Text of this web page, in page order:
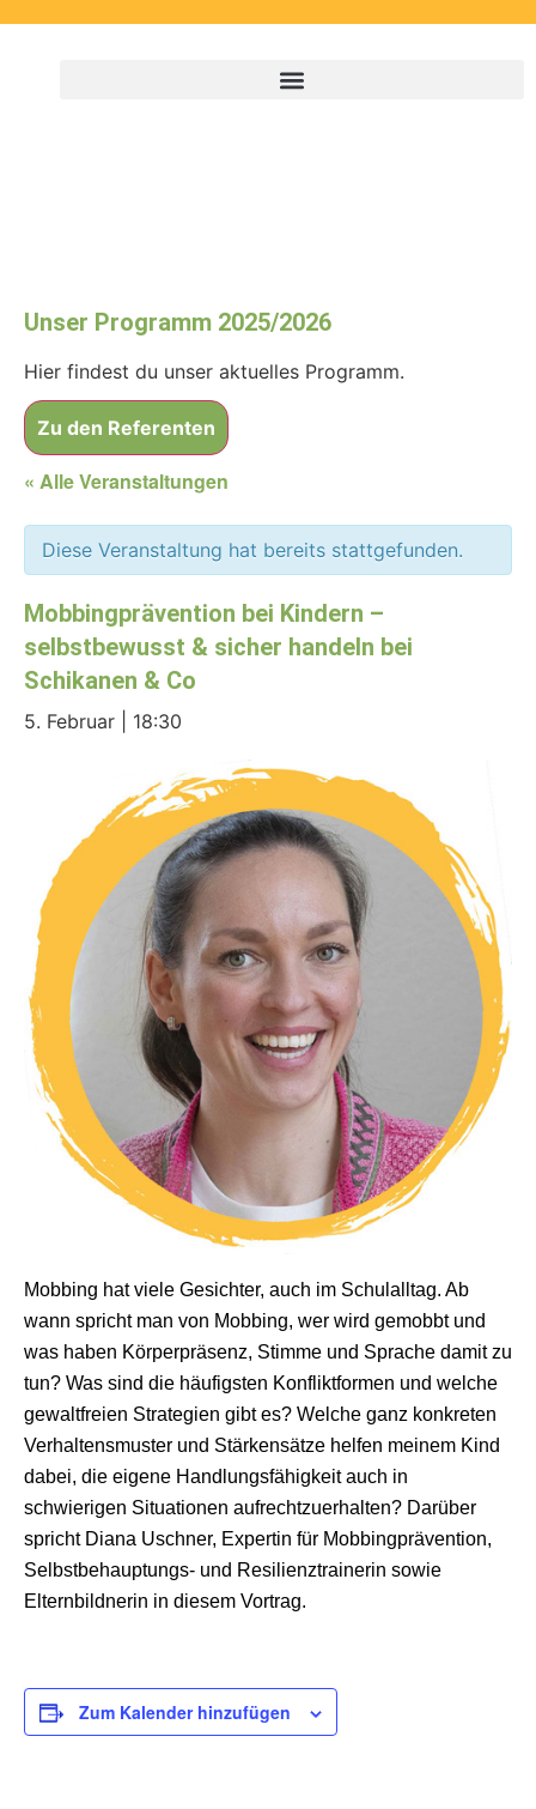
Unser Programm 2025/2026
Hier findest du unser aktuelles Programm.
Zu den Referenten
« Alle Veranstaltungen
Diese Veranstaltung hat bereits stattgefunden.
Mobbingprävention bei Kindern –
selbstbewusst & sicher handeln bei
Schikanen & Co
5. Februar | 18:30
Mobbing hat viele Gesichter, auch im Schulalltag. Ab
wann spricht man von Mobbing, wer wird gemobbt und
was haben Körperpräsenz, Stimme und Sprache damit zu
tun? Was sind die häufigsten Konfliktformen und welche
gewaltfreien Strategien gibt es? Welche ganz konkreten
Verhaltensmuster und Stärkensätze helfen meinem Kind
dabei, die eigene Handlungsfähigkeit auch in
schwierigen Situationen aufrechtzuerhalten? Darüber
spricht Diana Uschner, Expertin für Mobbingprävention,
Selbstbehauptungs- und Resilienztrainerin sowie
Elternbildnerin in diesem Vortrag.
Zum Kalender hinzufügen